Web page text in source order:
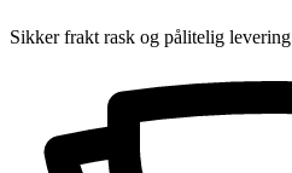
Sikker frakt rask og pålitelig levering